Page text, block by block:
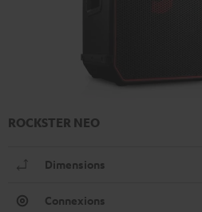
ROCKSTER NEO
Dimensions
Connexions